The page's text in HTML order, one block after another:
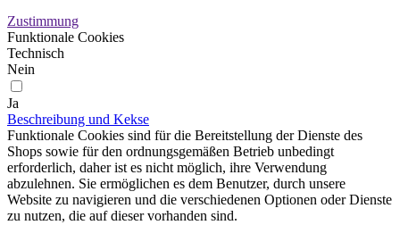
Zustimmung
Funktionale Cookies
Technisch
Nein
Ja
Beschreibung und Kekse
Funktionale Cookies sind für die Bereitstellung der Dienste des
Shops sowie für den ordnungsgemäßen Betrieb unbedingt
erforderlich, daher ist es nicht möglich, ihre Verwendung
abzulehnen. Sie ermöglichen es dem Benutzer, durch unsere
Website zu navigieren und die verschiedenen Optionen oder Dienste
zu nutzen, die auf dieser vorhanden sind.